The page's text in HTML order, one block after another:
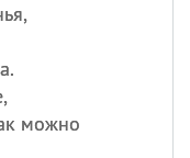
можно